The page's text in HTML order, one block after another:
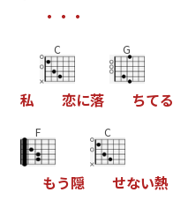
・ ・ ・
私
C
恋に落
G
ちてる
F
もう隠
C
せない熱